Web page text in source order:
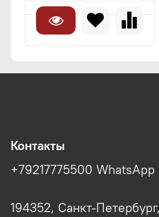
Контакты
+79217775500
194352, Санкт-